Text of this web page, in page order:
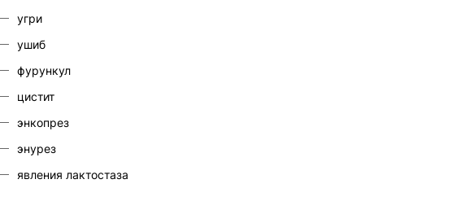
угри
ушиб
фурункул
цистит
энкопрез
энурез
явления лактостаза